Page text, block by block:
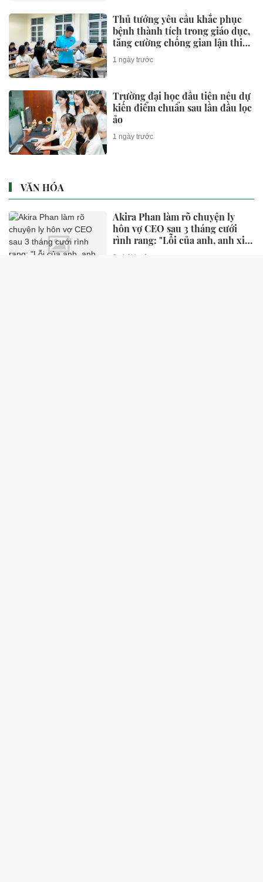
Thủ tướng yêu cầu khắc phục
bệnh thành tích trong giáo dục,
tăng cường chống gian lận thi
cử và lạm thu
1 ngày trước
Trường đại học đầu tiên nêu dự
kiến điểm chuẩn sau lần đầu lọc
ảo
1 ngày trước
VĂN HÓA
Akira Phan làm rõ chuyện ly
hôn vợ CEO sau 3 tháng cưới
rình rang: "Lỗi của anh, anh xin
nhận"
8 phút trước